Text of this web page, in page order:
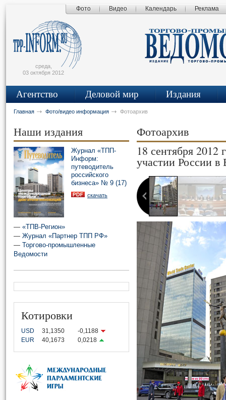
Фото Видео Календарь Реклама
среда,
03 октября 2012
Агентство Деловой мир Издания
Главная Фото/видео информация Фотоархив
Наши издания
Журнал «ТПП-
Информ:
путеводитель
российского
бизнеса» № 9 (17)
скачать
— «ТПВ-Регион»
— Журнал «Партнер ТПП РФ»
— Торгово-промышленные
Ведомости
Котировки
USD 31,1350
-0,1188
EUR
40,1673 0,0218
Фотоархив
18 сентября
участии России
1 фотографий